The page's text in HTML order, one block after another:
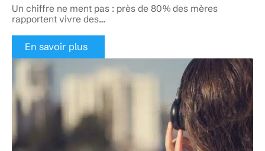
Un chiffre ne ment pas : près de 80% des mères
rapportent vivre des…
En savoir plus